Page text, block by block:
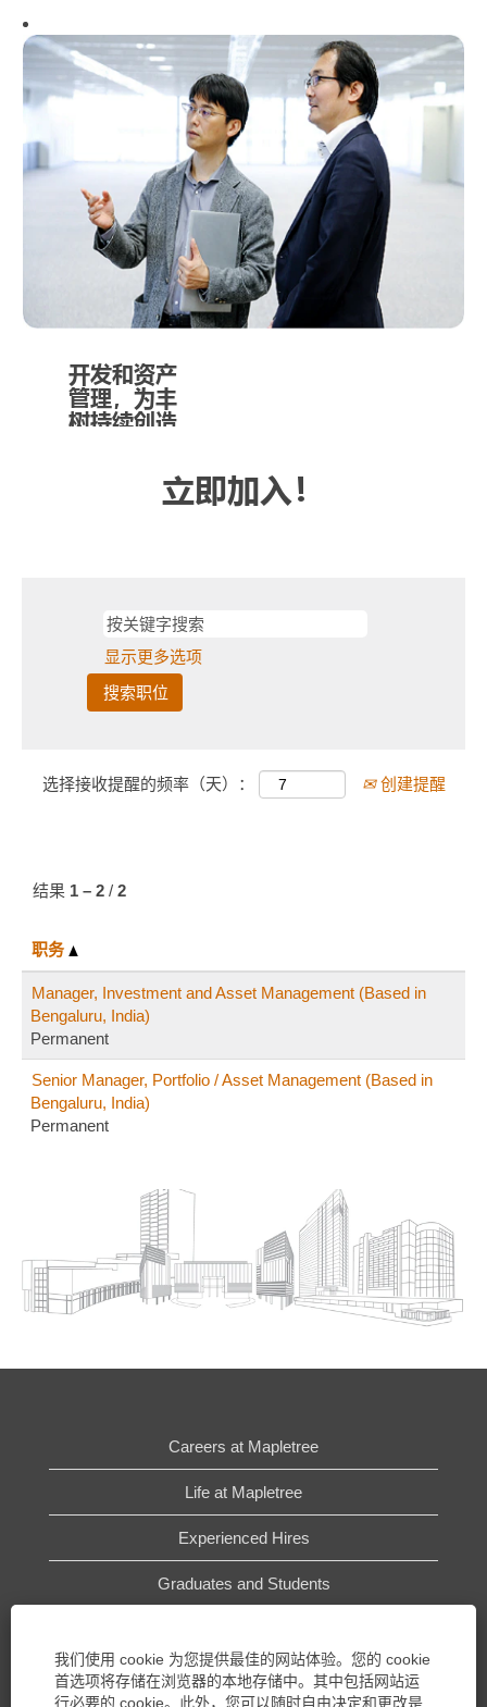
我们使用 cookie 为您提供最佳的网站体验。您的 cookie
首选项将存储在浏览器的本地存储中。其中包括网站运
行必要的 cookie。此外，您可以随时自由决定和更改是
进行架构搭
建，筹资能力
享誉全球。丰
树的私人资本
管理团队拥有
丰富的资本管
理经验，业绩
突出，专注于
持续挖掘机
的资本组合，
助力集团稳健
发展。
开发和资产
管理，为丰
树持续创造
资产管理团队
们一直寻求通
过加强资产管
理能力提升物
业价值获取高
资组合。
立即加入！
显示更多选项
选择接收提醒的频率（天）： 创建提醒
结果 1 – 2 / 2
职务
Manager, Investment and Asset Management (Based in
Bengaluru, India)
Permanent
Senior Manager, Portfolio / Asset Management (Based in
Bengaluru, India)
Permanent
Careers at Mapletree
Life at Mapletree
Experienced Hires
Graduates and Students
Privacy Policy